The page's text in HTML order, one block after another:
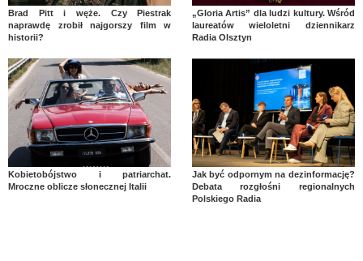
Brad Pitt i węże. Czy Piestrak
naprawdę zrobił najgorszy film w
historii?
„Gloria Artis” dla ludzi kultury. Wśród
laureatów wieloletni dziennikarz
Radia Olsztyn
Kobietobójstwo i patriarchat.
Mroczne oblicze słonecznej Italii
Jak być odpornym na dezinformację?
Debata rozgłośni regionalnych
Polskiego Radia